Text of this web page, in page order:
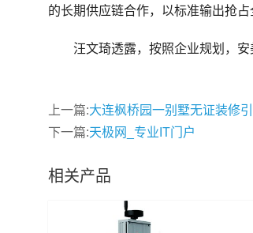
的长期供应链合作，以标准输出抢占
汪文琦透露，按照企业规划，安
上一篇:大连枫桥园一别墅无证装修
下一篇:天极网_专业IT门户
相关产品